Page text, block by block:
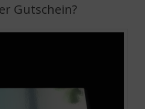
Gutschein?